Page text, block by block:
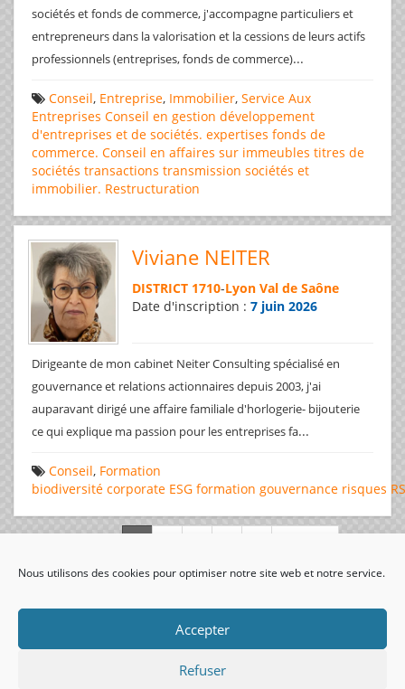
Nous utilisons des cookies pour optimiser notre site web et notre service.
Accepter
Refuser
sociétés et fonds de commerce, j'accompagne particuliers et
entrepreneurs dans la valorisation et la cessions de leurs actifs
professionnels (entreprises, fonds de commerce)...
Conseil, Entreprise, Immobilier, Service Aux
Entreprises Conseil en gestion développement
d'entreprises et de sociétés. expertises fonds de
commerce. Conseil en affaires sur immeubles titres de
sociétés transactions transmission sociétés et
immobilier. Restructuration
Viviane NEITER
DISTRICT 1710-Lyon Val de Saône
Date d'inscription : 7 juin 2026
Dirigeante de mon cabinet Neiter Consulting spécialisé en
gouvernance et relations actionnaires depuis 2003, j'ai
auparavant dirigé une affaire familiale d'horlogerie- bijouterie
ce qui explique ma passion pour les entreprises fa...
Conseil, Formation
biodiversité corporate ESG formation gouvernance risques
visiteurs uniques: